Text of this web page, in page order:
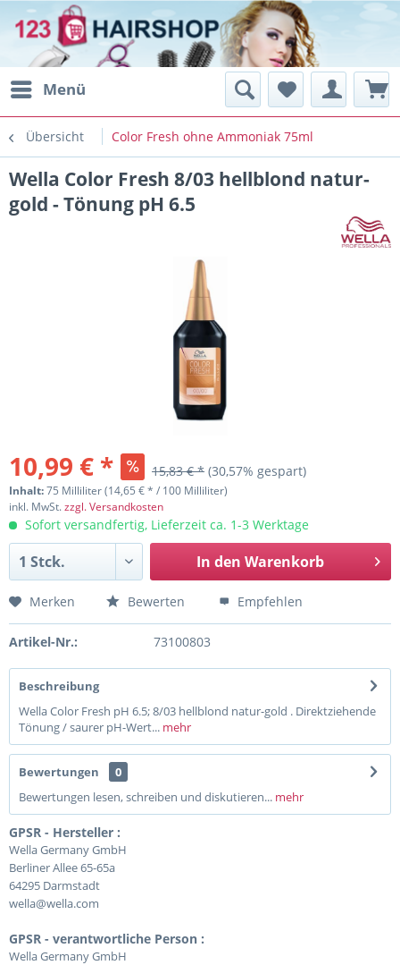
Menü
Übersicht Color Fresh ohne Ammoniak 75ml
Wella Color Fresh 8/03 hellblond natur-
gold - Tönung pH 6.5
10,99 € * 15,83 € * (30,57% gespart)
Inhalt:75 Milliliter (14,65 € * / 100 Milliliter)
inkl. MwSt.zzgl. Versandkosten
Sofort versandfertig, Lieferzeit ca. 1-3 Werktage
In den Warenkorb
Merken Bewerten Empfehlen
Artikel-Nr.: 73100803
Beschreibung
Wella Color Fresh pH 6.5; 8/03 hellblond natur-gold . Direktziehende
Tönung / saurer pH-Wert... mehr
Bewertungen
0
Bewertungen lesen, schreiben und diskutieren... mehr
GPSR - Hersteller :
Wella Germany GmbH
Berliner Allee 65-65a
64295 Darmstadt
wella@wella.com
GPSR - verantwortliche Person :
Wella Germany GmbH